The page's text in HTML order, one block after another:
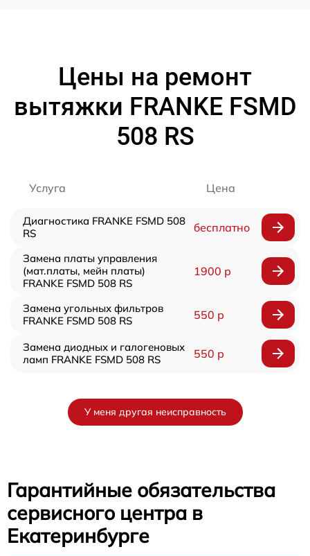
Цены на ремонт
вытяжки FRANKE FSMD
508 RS
Услуга Цена
Диагностика FRANKE FSMD 508
RS
бесплатно
Замена платы управления
(мат.платы, мейн платы)
FRANKE FSMD 508 RS
1900 р
Замена угольных фильтров
FRANKE FSMD 508 RS
550 р
Замена диодных и галогеновых
ламп FRANKE FSMD 508 RS
550 р
У меня другая неисправность
Гарантийные обязательства
сервисного центра в
Екатеринбурге